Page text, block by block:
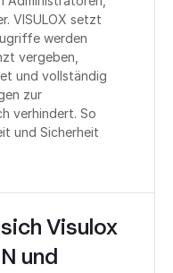
VISULOX setzt
werden
vergeben,
und vollständig
zur
verhindert. So
und Sicherheit
Visulox
und